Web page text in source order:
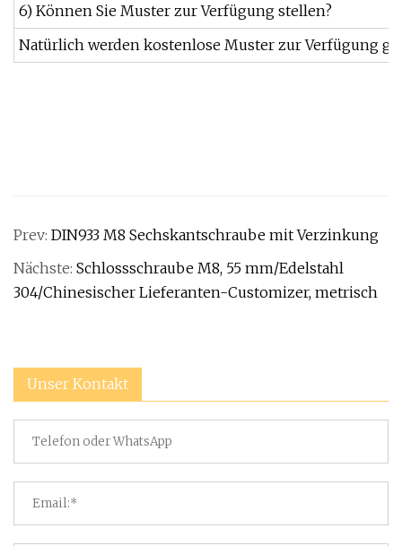
6) Können Sie Muster zur Verfügung stellen?
Natürlich werden kostenlose Muster zur Verfügung
Prev: DIN933 M8 Sechskantschraube mit Verzinkung
Nächste: Schlossschraube M8, 55 mm/Edelstahl
304/Chinesischer Lieferanten-Customizer, metrisch
Unser Kontakt